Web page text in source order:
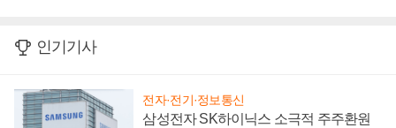
인기기사
전자·전기·정보통신
삼성전자 SK하이닉스 소극적 주주환원